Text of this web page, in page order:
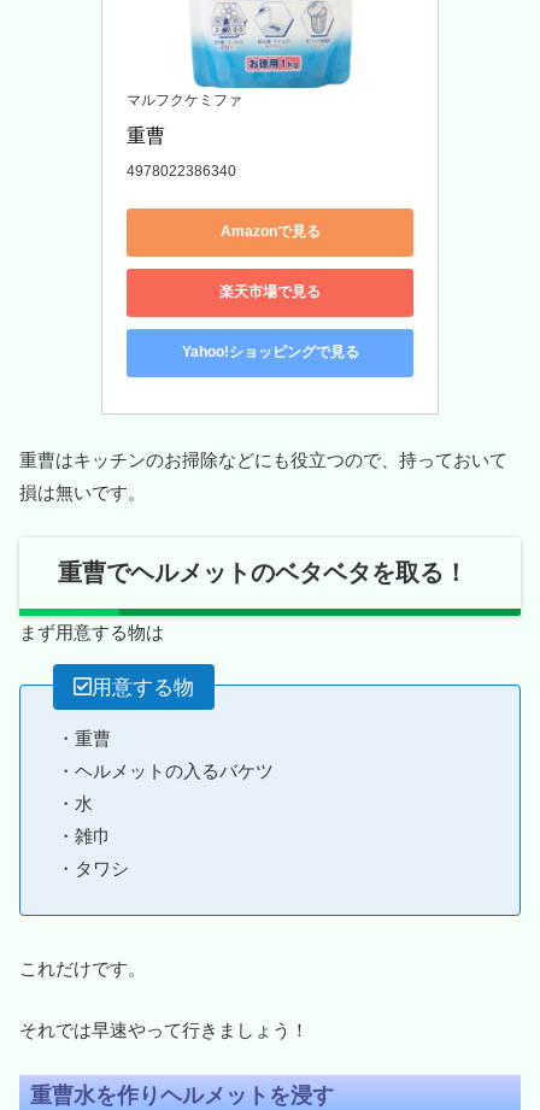
マルフクケミファ
重曹
4978022386340
Amazonで見る
楽天市場で見る
Yahoo!ショッピングで見る
重曹はキッチンのお掃除などにも役立つので、持っておいて
損は無いです。
重曹でヘルメットのベタベタを取る！
まず用意する物は
用意する物
・重曹
・ヘルメットの入るバケツ
・水
・雑巾
・タワシ
これだけです。
それでは早速やって行きましょう！
重曹水を作りヘルメットを浸す